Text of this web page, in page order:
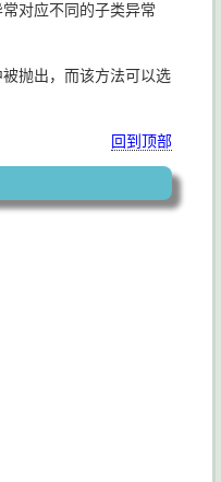
对应不同的子类异常
抛出，而该方法可以选
回到顶部